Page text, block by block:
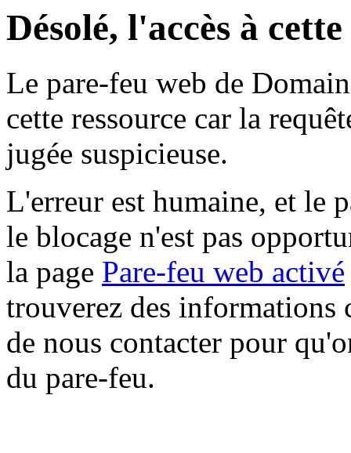
Désolé, l'accès à
Le pare-feu web de
cette ressource car la
jugée suspicieuse.
L'erreur est humaine, et le
le blocage n'est pas
la page Pare-feu web activé
trouverez des informations
de nous contacter pour
du pare-feu.